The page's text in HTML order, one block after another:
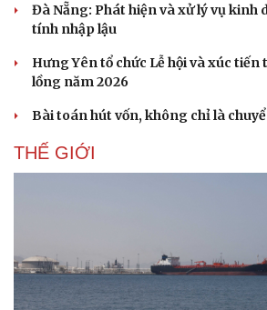
Đà Nẵng: Phát hiện và xử lý vụ kinh
tính nhập lậu
Hưng Yên tổ chức Lễ hội và xúc
lồng năm 2026
Bài toán hút vốn, không chỉ là
THẾ GIỚI